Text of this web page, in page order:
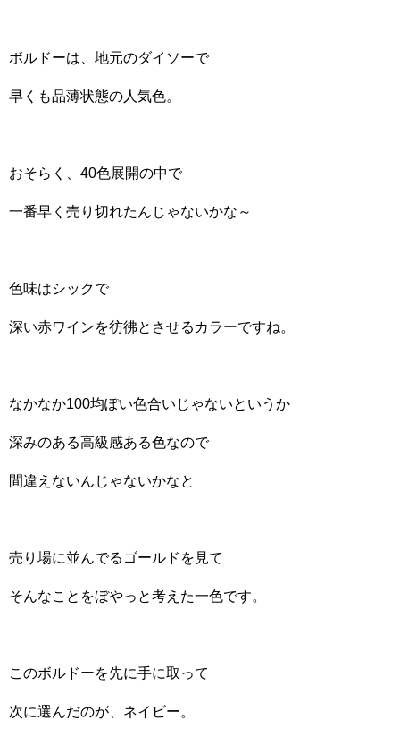
ボルドーは、地元のダイソーで
早くも品薄状態の人気色。
おそらく、40色展開の中で
一番早く売り切れたんじゃないかな～
色味はシックで
深い赤ワインを彷彿とさせるカラーですね。
なかなか100均ぽい色合いじゃないというか
深みのある高級感ある色なので
間違えないんじゃないかなと
売り場に並んでるゴールドを見て
そんなことをぼやっと考えた一色です。
このボルドーを先に手に取って
次に選んだのが、ネイビー。